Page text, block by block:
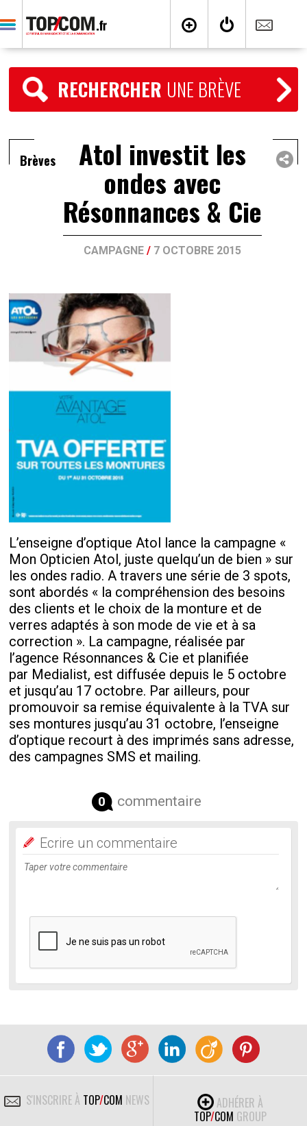
RECHERCHER UNE BRÈVE
Brèves Atol investit les
ondes avec
Résonnances & Cie
CAMPAGNE/ 7 OCTOBRE 2015
L’enseigne d’optique Atol lance la campagne «
Mon Opticien Atol, juste quelqu’un de bien » sur
les ondes radio. A travers une série de 3 spots,
sont abordés « la compréhension des besoins
des clients et le choix de la monture et de
verres adaptés à son mode de vie et à sa
correction ». La campagne, réalisée par
l’agence Résonnances & Cie et planifiée
par Medialist, est diffusée depuis le 5 octobre
et jusqu’au 17 octobre. Par ailleurs, pour
promouvoir sa remise équivalente à la TVA sur
ses montures jusqu’au 31 octobre, l’enseigne
d’optique recourt à des imprimés sans adresse,
des campagnes SMS et mailing.
0 commentaire
Ecrire un commentaire
S'INSCRIRE À TOP/COM NEWS
ADHÉRER À
TOP/COM GROUP